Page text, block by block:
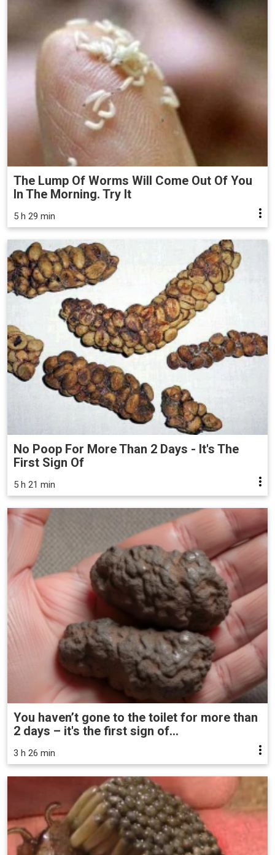
The Lump Of Worms Will Come Out Of You
In The Morning. Try It
5 h 29 min
No Poop For More Than 2 Days - It's The
First Sign Of
5 h 21 min
You haven’t gone to the toilet for more than
2 days – it's the first sign of...
3 h 26 min